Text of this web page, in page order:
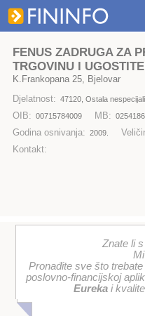
FENUS ZADRUGA ZA
TRGOVINU I
K.Frankopana 25, Bjelovar
Djelatnost: 47120, Ostala
OIB: 00715784009 MB:
Godina osnivanja: 2009.
Kontakt:
Znate li
Pronađite sve što
poslovno-financijskoj
Eurekai